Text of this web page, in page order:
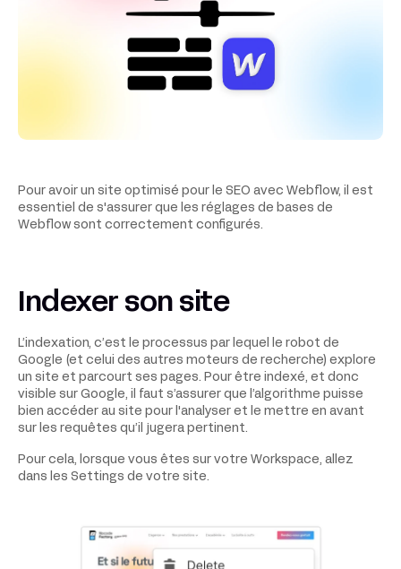
Pour avoir un site optimisé pour le SEO avec Webflow, il est
essentiel de s'assurer que les réglages de bases de
Webflow sont correctement configurés.
Indexer son site
L’indexation, c’est le processus par lequel le robot de
Google (et celui des autres moteurs de recherche) explore
un site et parcourt ses pages. Pour être indexé, et donc
visible sur Google, il faut s’assurer que l’algorithme puisse
bien accéder au site pour l'analyser et le mettre en avant
sur les requêtes qu’il jugera pertinent.
Pour cela, lorsque vous êtes sur votre Workspace, allez
dans les Settings de votre site.